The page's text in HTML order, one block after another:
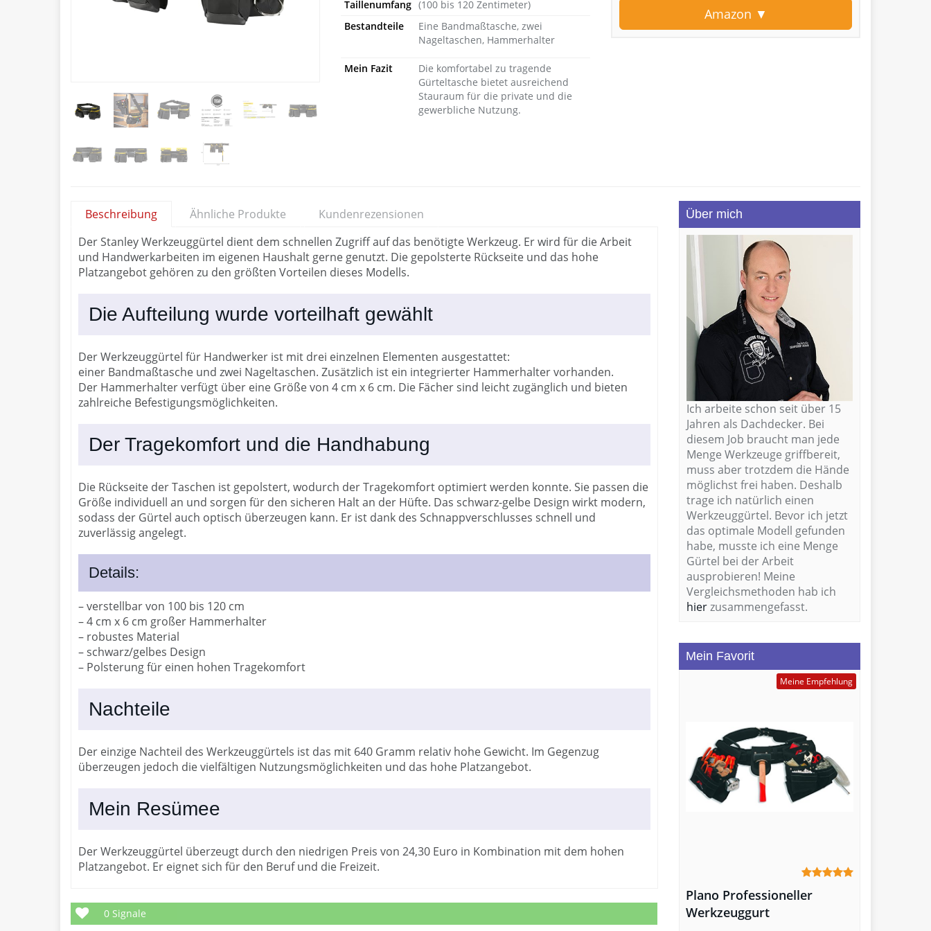
Amazon ▼
Taillenumfang (100 bis 120 Zentimeter)
Bestandteile
Eine Bandmaßtasche, zwei
Nageltaschen, Hammerhalter
Mein Fazit
Die komfortabel zu tragende
Gürteltasche bietet ausreichend
Stauraum für die private und die
gewerbliche Nutzung.
Beschreibung Ähnliche Produkte
Kundenrezensionen
Der Stanley Werkzeuggürtel dient dem schnellen Zugriff auf das benötigte Werkzeug. Er wird für die Arbeit
und Handwerkarbeiten im eigenen Haushalt gerne genutzt. Die gepolsterte Rückseite und das hohe
Platzangebot gehören zu den größten Vorteilen dieses Modells.
Die Aufteilung wurde vorteilhaft gewählt
Der Werkzeuggürtel für Handwerker ist mit drei einzelnen Elementen ausgestattet:
einer Bandmaßtasche und zwei Nageltaschen. Zusätzlich ist ein integrierter Hammerhalter vorhanden.
Der Hammerhalter verfügt über eine Größe von 4 cm x 6 cm. Die Fächer sind leicht zugänglich und bieten
zahlreiche Befestigungsmöglichkeiten.
Der Tragekomfort und die Handhabung
Die Rückseite der Taschen ist gepolstert, wodurch der Tragekomfort optimiert werden konnte. Sie passen die
Größe individuell an und sorgen für den sicheren Halt an der Hüfte. Das schwarz-gelbe Design wirkt modern,
sodass der Gürtel auch optisch überzeugen kann. Er ist dank des Schnappverschlusses schnell und
zuverlässig angelegt.
Details:
– verstellbar von 100 bis 120 cm
– 4 cm x 6 cm großer Hammerhalter
– robustes Material
– schwarz/gelbes Design
– Polsterung für einen hohen Tragekomfort
Nachteile
Der einzige Nachteil des Werkzeuggürtels ist das mit 640 Gramm relativ hohe Gewicht. Im Gegenzug
überzeugen jedoch die vielfältigen Nutzungsmöglichkeiten und das hohe Platzangebot.
Mein Resümee
Der Werkzeuggürtel überzeugt durch den niedrigen Preis von 24,30 Euro in Kombination mit dem hohen
Platzangebot. Er eignet sich für den Beruf und die Freizeit.
0 Signale
Über mich
Ich arbeite schon seit über 15
Jahren als Dachdecker. Bei
diesem Job braucht man jede
Menge Werkzeuge griffbereit,
muss aber trotzdem die Hände
möglichst frei haben. Deshalb
trage ich natürlich einen
Werkzeuggürtel. Bevor ich jetzt
das optimale Modell gefunden
habe, musste ich eine Menge
Gürtel bei der Arbeit
ausprobieren! Meine
Vergleichsmethoden hab ich
hierzusammengefasst.
Mein Favorit
Meine Empfehlung
Plano Professioneller
Werkzeuggurt